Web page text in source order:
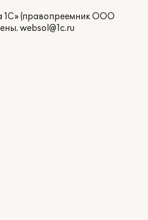
1С» (правопреемник ООО
websol@1c.ru